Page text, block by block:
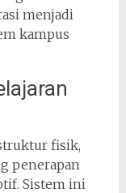
menjadi
kampus
fisik,
penerapan
Sistem ini